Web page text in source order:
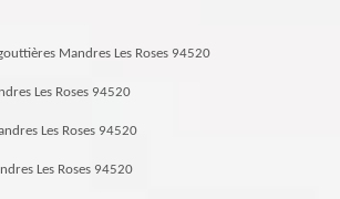
Mandres Les Roses 94520
Les Roses 94520
Les Roses 94520
Les Roses 94520